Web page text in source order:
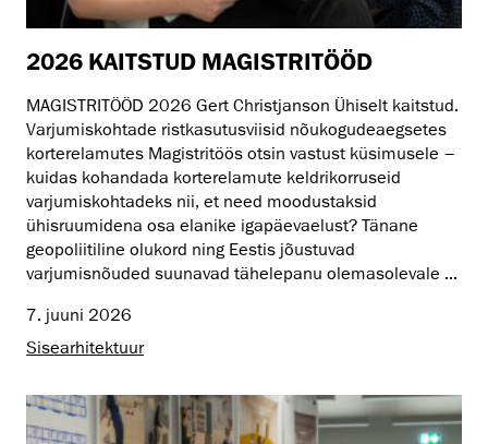
2026 KAITSTUD MAGISTRITÖÖD
MAGISTRITÖÖD 2026 Gert Christjanson Ühiselt kaitstud.
Varjumiskohtade ristkasutusviisid nõukogudeaegsetes
korterelamutes Magistritöös otsin vastust küsimusele –
kuidas kohan­dada korterelamute keldrikorruseid
varjumiskohtadeks nii, et need moodustaksid
ühisruumidena osa elanike igapäevaelust? Tänane
geopoliitiline olukord ning Eestis jõustuvad
varjumisnõuded suunavad tähelepanu olemasolevale ...
7. juuni 2026
Sisearhitektuur